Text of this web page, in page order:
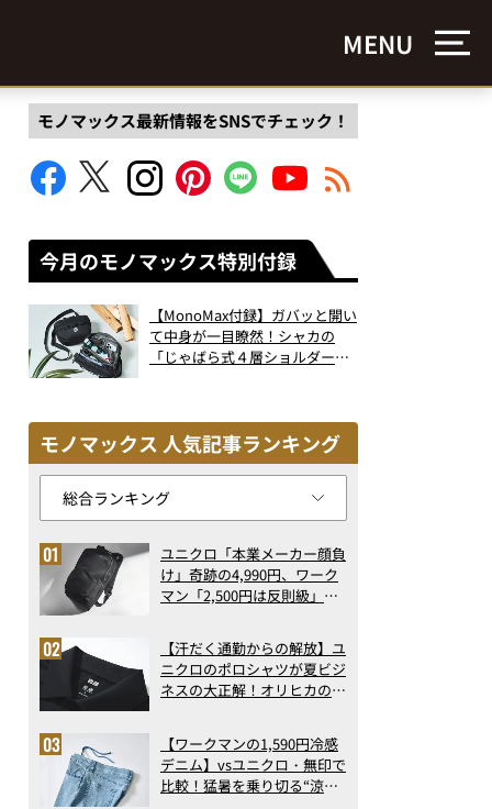
MENU
モノマックス最新情報をSNSでチェック！
今月のモノマックス特別付録
【MonoMax付録】ガバッと開い
て中身が一目瞭然！シャカの
「じゃばら式４層ショルダーバ
モノマックス 人気記事ランキング
ユニクロ「本業メーカー顔負
け」奇跡の4,990円、ワーク
マン「2,500円は反則級」凄
ト3】（2026年6月版）
【汗だく通勤からの解放】ユ
ニクロのポロシャツが夏ビジ
ネスの大正解！オリヒカの透
アの実力
【ワークマンの1,590円冷感
デニム】vsユニクロ・無印で
比較！猛暑を乗り切る“涼感